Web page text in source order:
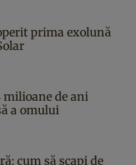
prima exolună
milioane de ani
a omului
cum să scapi de